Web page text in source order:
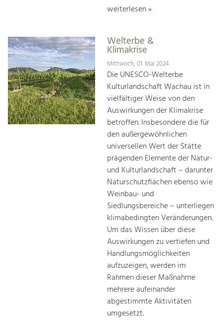
weiterlesen »
Welterbe &
Klimakrise
Mittwoch, 01. Mai 2024
Die UNESCO-Welterbe
Kulturlandschaft Wachau ist in
vielfältiger Weise von den
Auswirkungen der Klimakrise
betroffen. Insbesondere die für
den außergewöhnlichen
universellen Wert der Stätte
prägenden Elemente der Natur-
und Kulturlandschaft – darunter
Naturschutzflächen ebenso wie
Weinbau- und
Siedlungsbereiche – unterliegen
klimabedingten Veränderungen.
Um das Wissen über diese
Auswirkungen zu vertiefen und
Handlungsmöglichkeiten
aufzuzeigen, werden im
Rahmen dieser Maßnahme
mehrere aufeinander
abgestimmte Aktivitäten
umgesetzt.